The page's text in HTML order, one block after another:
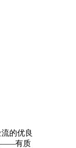
的优良
——有质